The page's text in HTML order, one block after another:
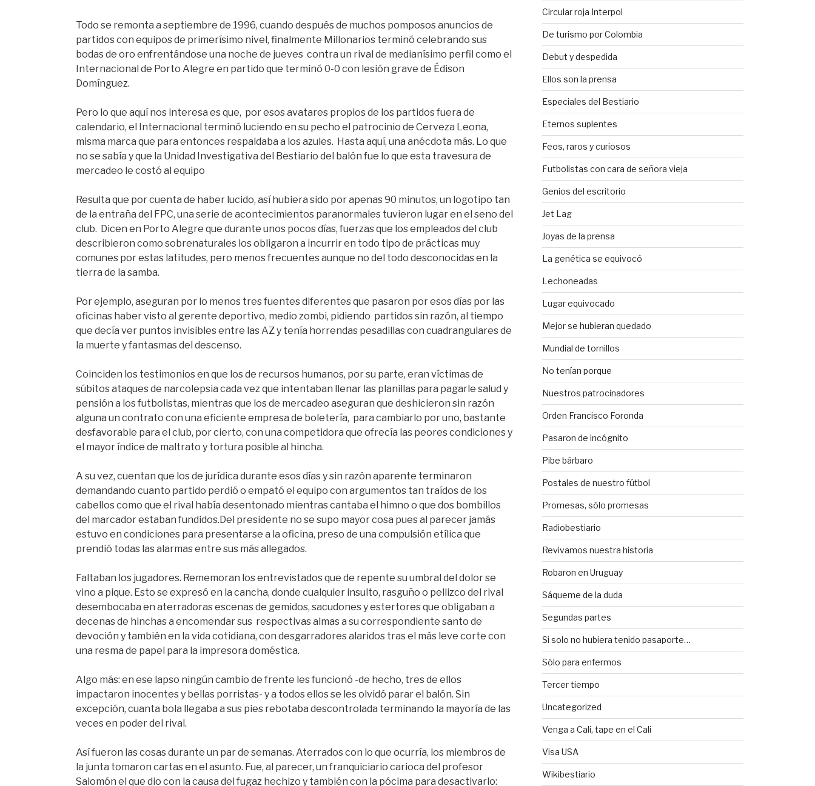
Todo se remonta a septiembre de 1996, cuando después de muchos pomposos anuncios de
partidos con equipos de primerísimo nivel, finalmente Millonarios terminó celebrando sus
bodas de oro enfrentándose una noche de jueves contra un rival de medianísimo perfil como el
Internacional de Porto Alegre en partido que terminó 0-0 con lesión grave de Édison
Domínguez.
Pero lo que aquí nos interesa es que, por esos avatares propios de los partidos fuera de
calendario, el Internacional terminó luciendo en su pecho el patrocinio de Cerveza Leona,
misma marca que para entonces respaldaba a los azules. Hasta aquí, una anécdota más. Lo que
no se sabía y que la Unidad Investigativa del Bestiario del balón fue lo que esta travesura de
mercadeo le costó al equipo
Resulta que por cuenta de haber lucido, así hubiera sido por apenas 90 minutos, un logotipo tan
de la entraña del FPC, una serie de acontecimientos paranormales tuvieron lugar en el seno del
club. Dicen en Porto Alegre que durante unos pocos días, fuerzas que los empleados del club
describieron como sobrenaturales los obligaron a incurrir en todo tipo de prácticas muy
comunes por estas latitudes, pero menos frecuentes aunque no del todo desconocidas en la
tierra de la samba.
Por ejemplo, aseguran por lo menos tres fuentes diferentes que pasaron por esos días por las
oficinas haber visto al gerente deportivo, medio zombi, pidiendo partidos sin razón, al tiempo
que decía ver puntos invisibles entre las AZ y tenía horrendas pesadillas con cuadrangulares de
la muerte y fantasmas del descenso.
Coinciden los testimonios en que los de recursos humanos, por su parte, eran víctimas de
súbitos ataques de narcolepsia cada vez que intentaban llenar las planillas para pagarle salud y
pensión a los futbolistas, mientras que los de mercadeo aseguran que deshicieron sin razón
alguna un contrato con una eficiente empresa de boletería, para cambiarlo por uno, bastante
desfavorable para el club, por cierto, con una competidora que ofrecía las peores condiciones y
el mayor índice de maltrato y tortura posible al hincha.
A su vez, cuentan que los de jurídica durante esos días y sin razón aparente terminaron
demandando cuanto partido perdió o empató el equipo con argumentos tan traídos de los
cabellos como que el rival había desentonado mientras cantaba el himno o que dos bombillos
del marcador estaban fundidos.Del presidente no se supo mayor cosa pues al parecer jamás
estuvo en condiciones para presentarse a la oficina, preso de una compulsión etílica que
prendió todas las alarmas entre sus más allegados.
Faltaban los jugadores. Rememoran los entrevistados que de repente su umbral del dolor se
vino a pique. Esto se expresó en la cancha, donde cualquier insulto, rasguño o pellizco del rival
desembocaba en aterradoras escenas de gemidos, sacudones y estertores que obligaban a
decenas de hinchas a encomendar sus respectivas almas a su correspondiente santo de
devoción y también en la vida cotidiana, con desgarradores alaridos tras el más leve corte con
una resma de papel para la impresora doméstica.
Algo más: en ese lapso ningún cambio de frente les funcionó -de hecho, tres de ellos
impactaron inocentes y bellas porristas- y a todos ellos se les olvidó parar el balón. Sin
excepción, cuanta bola llegaba a sus pies rebotaba descontrolada terminando la mayoría de las
veces en poder del rival.
Así fueron las cosas durante un par de semanas. Aterrados con lo que ocurría, los miembros de
la junta tomaron cartas en el asunto. Fue, al parecer, un franquiciario carioca del profesor
Salomón el que dio con la causa del fugaz hechizo y también con la pócima para desactivarlo:
Circular roja Interpol
De turismo por Colombia
Debut y despedida
Ellos son la prensa
Especiales del Bestiario
Eternos suplentes
Feos, raros y curiosos
Futbolistas con cara de señora vieja
Genios del escritorio
Jet Lag
Joyas de la prensa
La genética se equivocó
Lechoneadas
Lugar equivocado
Mejor se hubieran quedado
Mundial de tornillos
No tenían porque
Nuestros patrocinadores
Orden Francisco Foronda
Pasaron de incógnito
Pibe bárbaro
Postales de nuestro fútbol
Promesas, sólo promesas
Radiobestiario
Revivamos nuestra historia
Robaron en Uruguay
Sáqueme de la duda
Segundas partes
Si solo no hubiera tenido pasaporte…
Sólo para enfermos
Tercer tiempo
Uncategorized
Venga a Cali, tape en el Cali
Visa USA
Wikibestiario